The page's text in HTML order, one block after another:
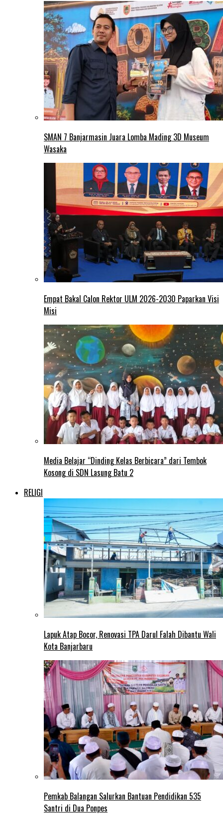
SMAN 7 Banjarmasin Juara Lomba Mading 3D Museum
Wasaka
Empat Bakal Calon Rektor ULM 2026-2030 Paparkan Visi
Misi
Media Belajar “Dinding Kelas Berbicara” dari Tembok
Kosong di SDN Lasung Batu 2
RELIGI
Lapuk Atap Bocor, Renovasi TPA Darul Falah Dibantu Wali
Kota Banjarbaru
Pemkab Balangan Salurkan Bantuan Pendidikan 535
Santri di Dua Ponpes